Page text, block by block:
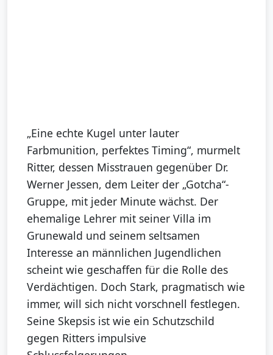
„Eine echte Kugel unter lauter
Farbmunition, perfektes Timing“, murmelt
Ritter, dessen Misstrauen gegenüber Dr.
Werner Jessen, dem Leiter der „Gotcha“-
Gruppe, mit jeder Minute wächst. Der
ehemalige Lehrer mit seiner Villa im
Grunewald und seinem seltsamen
Interesse an männlichen Jugendlichen
scheint wie geschaffen für die Rolle des
Verdächtigen. Doch Stark, pragmatisch wie
immer, will sich nicht vorschnell festlegen.
Seine Skepsis ist wie ein Schutzschild
gegen Ritters impulsive